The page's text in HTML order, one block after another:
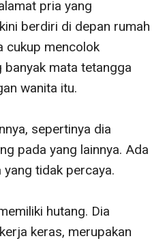
pria yang
berdiri di depan rumah
cukup mencolok
mata tetangga
wanita itu.
sepertinya dia
pada yang lainnya. Ada
tidak percaya.
hutang. Dia
keras, merupakan